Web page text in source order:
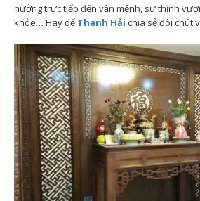
hưởng trực tiếp đến vận mệnh, sự thịnh
khỏe… Hãy để Thanh Hải chia sẻ đôi chút